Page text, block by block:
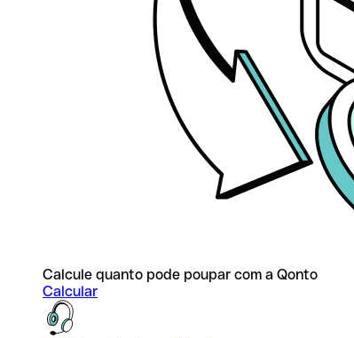
Calcule quanto pode poupar com a Qonto
Calcular